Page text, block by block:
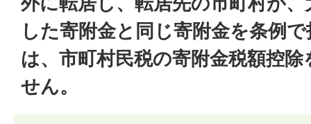
した寄附金と同じ寄附金を条例
は、市町村民税の寄附金税額控
せん。